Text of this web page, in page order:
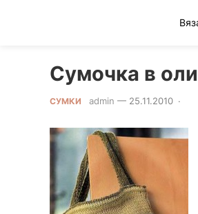
Сумочка в
СУМКИ admin — 25.11.2010 ·